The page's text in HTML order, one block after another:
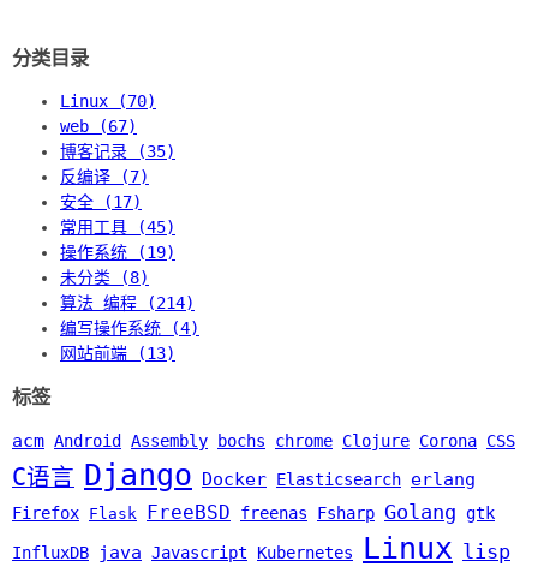
分类目录
Linux (70)
web (67)
博客记录 (35)
反编译 (7)
安全 (17)
常用工具 (45)
操作系统 (19)
未分类 (8)
算法 编程 (214)
编写操作系统 (4)
网站前端 (13)
标签
acm Android Assembly bochs chrome Clojure Corona CSS
C语言 Django Docker Elasticsearch erlang
Firefox Flask FreeBSD freenas Fsharp Golang gtk
InfluxDB java Javascript Kubernetes Linux lisp